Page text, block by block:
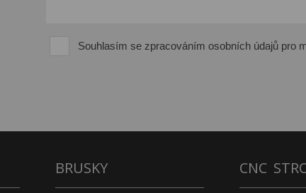
Souhlasím se zpracováním osobních údajů pro
BRUSKY CNC